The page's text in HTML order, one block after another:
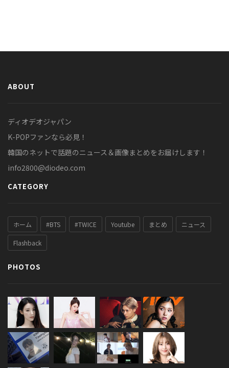
ABOUT
ディオデオジャパン
K-POPファンなら必見！
韓国のネットで話題のニュース＆画像まとめをお届けします！
info2800@diodeo.com
CATEGORY
ホーム #BTS #TWICE Youtube まとめ ニュース
Flashback
PHOTOS